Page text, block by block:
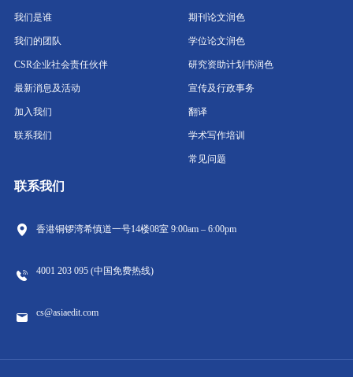
我们是谁
我们的团队
CSR企业社会责任伙伴
最新消息及活动
加入我们
联系我们
期刊论文润色
学位论文润色
研究资助计划书润色
宣传及行政事务
翻译
学术写作培训
常见问题
联系我们
香港铜锣湾希慎道一号14楼08室9:00am – 6:00pm
4001 203 095 (中国免费热线)
cs@asiaedit.com